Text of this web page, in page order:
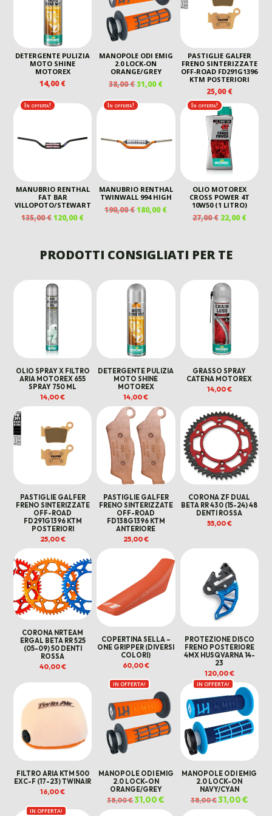
DETERGENTE PULIZIA
MOTO SHINE
MOTOREX
14,00€
MANOPOLE ODI EMIG
2.0 LOCK-ON
ORANGE/GREY
38,00€IL
ORIGINALE
31,00€IL
ATTUALE
PASTIGLIE GALFER
FRENO SINTERIZZATE
OFF-ROAD FD291G1396
KTM POSTERIORI
25,00€
In offerta!
MANUBRIO RENTHAL
FAT BAR
VILLOPOTO/STEWART
135,00€IL
ERA:
135,00 €.
120,00€IL
È:
120,00 €.
In offerta!
MANUBRIO RENTHAL
TWINWALL 994 HIGH
190,00€IL
190,00 €.
180,00€IL
PREZZO
180,00 €.
In offerta!
OLIO MOTOREX
CROSS POWER 4T
10W50 (1 LITRO)
27,00€ IL
ERA:
27,00 €.
22,00€IL
PRODOTTI CONSIGLIATI PER TE
OLIO SPRAY X FILTRO
ARIA MOTOREX 655
SPRAY 750 ML
14,00€
DETERGENTE PULIZIA
MOTO SHINE
MOTOREX
14,00€
GRASSO SPRAY
CATENA MOTOREX
14,00€
PASTIGLIE GALFER
FRENO SINTERIZZATE
OFF-ROAD
FD291G1396 KTM
POSTERIORI
25,00€
PASTIGLIE GALFER
FRENO SINTERIZZATE
OFF-ROAD
FD138G1396 KTM
ANTERIORE
25,00€
CORONA ZF DUAL
BETA RR 430 (15-24) 48
DENTI ROSSA
55,00€
CORONA NRTEAM
ERGAL BETA RR 525
(05-09) 50 DENTI
ROSSA
40,00€
COPERTINA SELLA –
ONE GRIPPER (DIVERSI
COLORI)
60,00€
PROTEZIONE DISCO
FRENO POSTERIORE
4MX HUSQVARNA 14-
23
120,00€
FILTRO ARIA KTM 500
EXC-F (17-23) TWINAIR
16,00€
IN OFFERTA!
MANOPOLE ODI EMIG
2.0 LOCK-ON
ORANGE/GREY
38,00€Il
prezzo
originale
31,00€
attuale
IN OFFERTA!
MANOPOLE ODI EMIG
2.0 LOCK-ON
NAVY/CYAN
38,00€ Il
prezzo
originale
31,00€Il
prezzo
IN OFFERTA!